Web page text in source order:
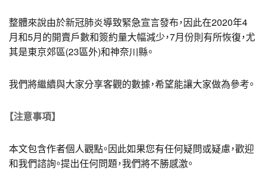
整體來說由於新冠肺炎導致緊急宣言發布，因此在2020年4
月和5月的開賣戶數和簽約量大幅減少，7月份則有所恢復，尤
其是東京郊區(23區外)和神奈川縣。
我們將繼續與大家分享客觀的數據，希望能讓大家做為參考。
【注意事項】
本文包含作者個人觀點。因此如果您有任何疑問或疑慮，歡迎
和我們諮詢。提出任何問題，我們將不勝感激。